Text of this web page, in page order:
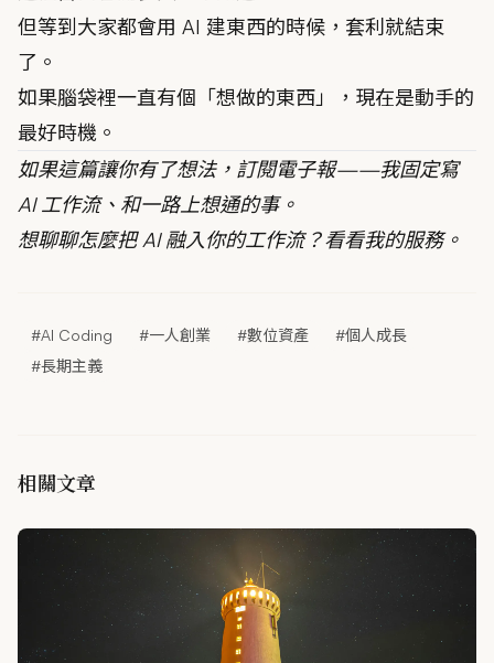
但等到大家都會用 AI 建東西的時候，套利就結束
了。
如果腦袋裡一直有個「想做的東西」，現在是動手的
最好時機。
如果這篇讓你有了想法， 訂閱電子報——我固定寫
AI 工作流、和一路上想通的事。
想聊聊怎麼把 AI 融入你的工作流？看看我的服務。
#AI Coding #一人創業 #數位資產
#個人成長
#長期主義
相關文章